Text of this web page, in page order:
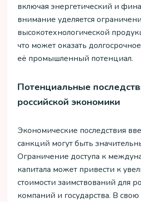
включая энергетический и
внимание уделяется
высокотехнологической
что может оказать
её промышленный потенциал.
Потенциальные
российской экономики
Экономические последствия
санкций могут быть
Ограничение доступа к
капитала может привести к
стоимости заимствований для
компаний и государства. В свою